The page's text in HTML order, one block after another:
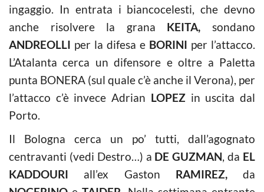
ingaggio. In entrata i biancocelesti, che devno
anche risolvere la grana KEITA, sondano
ANDREOLLI per la difesa e BORINI per l’attacco.
L’Atalanta cerca un difensore e oltre a Paletta
punta BONERA (sul quale c’è anche il Verona), per
l’attacco c’è invece Adrian LOPEZin uscita dal
Porto.
Il Bologna cerca un po’ tutti, dall’agognato
centravanti (vedi Destro…) a DE GUZMAN, da EL
KADDOURI all’ex Gaston RAMIREZ,da